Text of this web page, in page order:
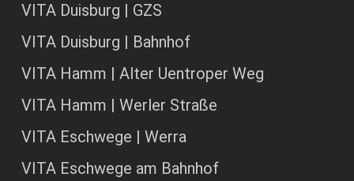
VITA Duisburg | GZS
VITA Duisburg | Bahnhof
VITA Hamm | Alter Uentroper Weg
VITA Hamm | Werler Straße
VITA Eschwege | Werra
VITA Eschwege am Bahnhof